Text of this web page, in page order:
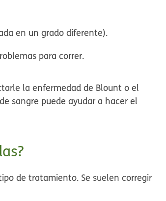
en un grado diferente).
para correr.
la enfermedad de Blount o el
sangre puede ayudar a hacer el
de tratamiento. Se suelen corregir